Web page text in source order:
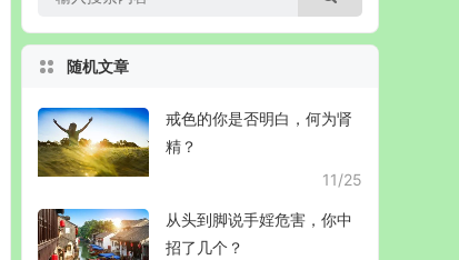
随机文章
戒色的你是否明白，何为肾
精？
11/25
从头到脚说手婬危害，你中
招了几个？